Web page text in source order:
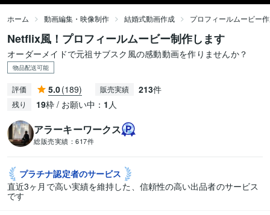
ホーム 動画編集・映像制作 結婚式動画作成 プロフィールムービー
Netflix風！プロフィールムービー制作します
オーダーメイドで元祖サブスク風の感動動画を作りませんか？
物品配送可能
評価 5.0(189) 販売実績 213件
残り 19枠 / お願い中： 1 人
アラーキーワークス
総販売実績： 617件
プラチナ認定者のサービス
直近3ヶ月で高い実績を維持した、信頼性の高い出品者のサービス
です